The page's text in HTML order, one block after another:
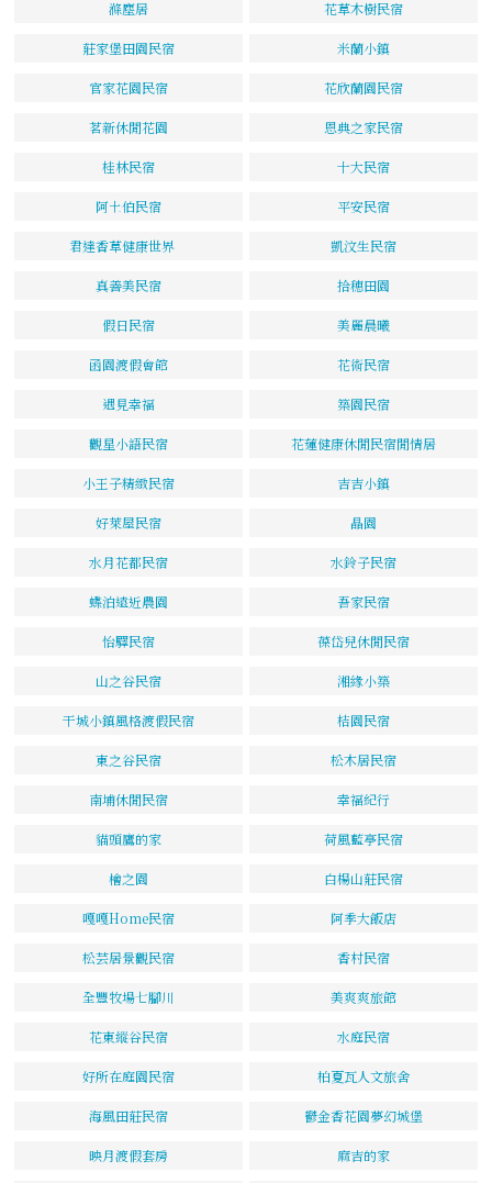
滌塵居 花草木樹民宿
莊家堡田園民宿 米蘭小鎮
官家花園民宿 花欣蘭園民宿
茗新休閒花園 恩典之家民宿
桂林民宿 十大民宿
阿土伯民宿 平安民宿
君達香草健康世界 凱汶生民宿
真善美民宿 拾穗田園
假日民宿 美麗晨曦
函園渡假會館 花術民宿
遇見幸福 築園民宿
觀星小語民宿 花蓮健康休閒民宿閒情居
小王子精緻民宿 吉吉小鎮
好萊屋民宿 晶園
水月花都民宿 水鈴子民宿
蝶泊遠近農園 吾家民宿
怡驛民宿 葆岱兒休閒民宿
山之谷民宿 湘緣小築
干城小鎮風格渡假民宿 桔園民宿
東之谷民宿 松木居民宿
南埔休閒民宿 幸福紀行
貓頭鷹的家 荷風藍亭民宿
檜之園 白楊山莊民宿
嘎嘎Home民宿 阿季大飯店
松芸居景觀民宿 香村民宿
全豐牧場七腳川 美爽爽旅館
花東縱谷民宿 水庭民宿
好所在庭園民宿 柏夏瓦人文旅舍
海風田莊民宿 鬱金香花園夢幻城堡
映月渡假套房 麻吉的家